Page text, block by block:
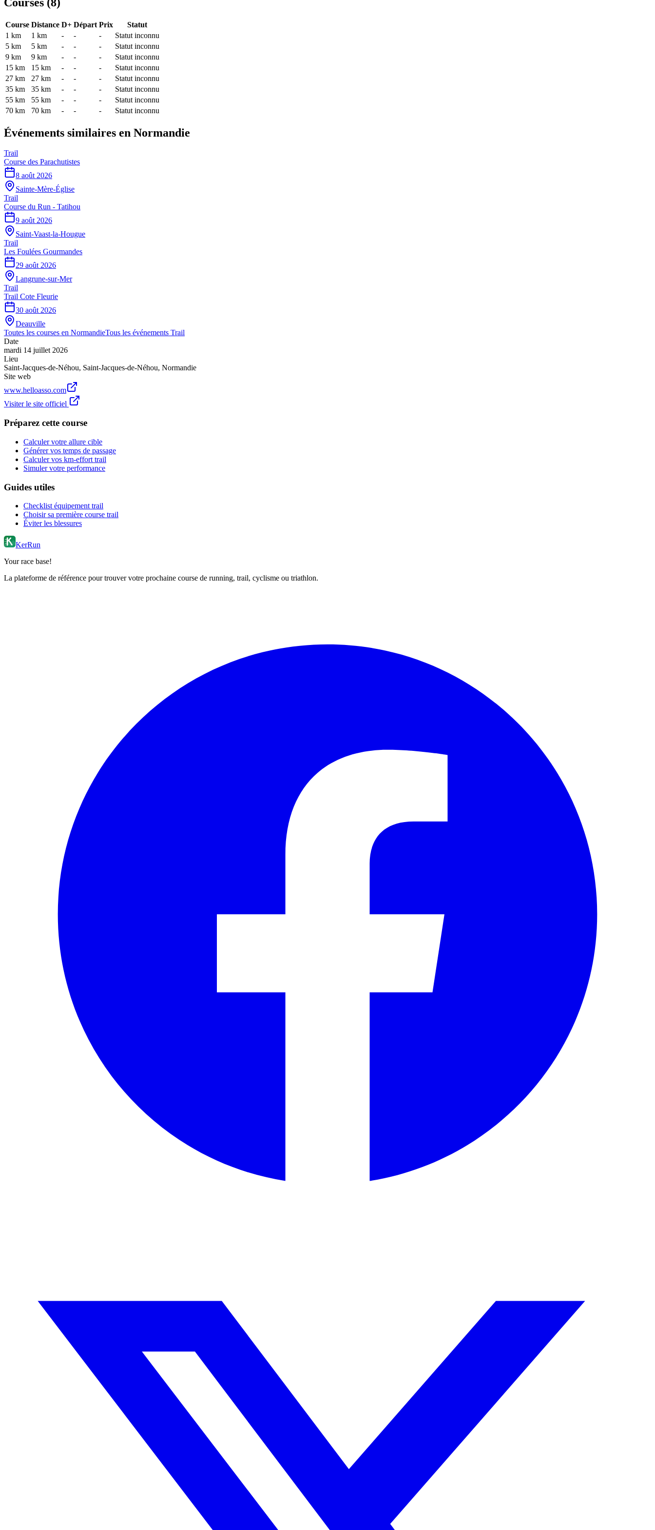
Course Distance D+ Départ Prix
Statut
1 km
1 km - - -
Statut inconnu
5 km
5 km - - -
Statut inconnu
9 km
9 km - - -
Statut inconnu
15 km
15 km - - -
Statut inconnu
27 km
27 km - - -
Statut inconnu
35 km
35 km - - -
Statut inconnu
55 km
55 km - - -
Statut inconnu
70 km
70 km - - - Statut inconnu
Événements similaires en Normandie
Trail
Course des Parachutistes
8 août 2026
Sainte-Mère-Église
Trail
Course du Run - Tatihou
9 août 2026
Saint-Vaast-la-Hougue
Trail
Les Foulées Gourmandes
29 août 2026
Langrune-sur-Mer
Trail
Trail Cote Fleurie
30 août 2026
Deauville
Toutes les courses en NormandieTous les événements Trail
Date
mardi 14 juillet 2026
Lieu
Saint-Jacques-de-Néhou, Saint-Jacques-de-Néhou, Normandie
Site web
www.helloasso.com
Visiter le site officiel
Préparez cette course
Calculer votre allure cible
Générer vos temps de passage
Calculer vos km-effort trail
Simuler votre performance
Guides utiles
Checklist équipement trail
Choisir sa première course trail
Éviter les blessures
KerRun
Your race base!
La plateforme de référence pour trouver votre prochaine course de running, trail, cyclisme ou triathlon.